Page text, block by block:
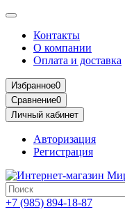
Контакты
О компании
Оплата и доставка
Избранное0
Сравнение0
Личный кабинет
Авторизация
Регистрация
+7 (985) 894-18-87